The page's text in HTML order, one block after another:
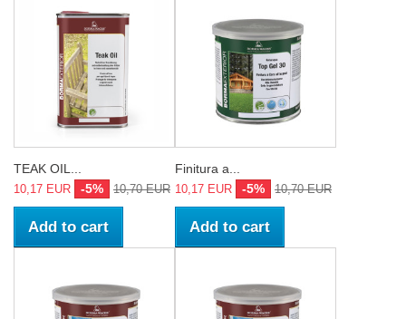
TEAK OIL...
10,17 EUR -5% 10,70 EUR
Add to cart
Finitura a...
10,17 EUR -5% 10,70 EUR
Add to cart